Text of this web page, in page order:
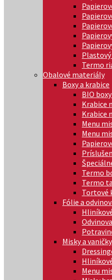
Termo
Obalové materiály
Boxy a krabice
BIO
Krabice
Krabice
Menu
Menu
Termo
Termo
Tortové
Fólie a
Misky a vaničky
Menu